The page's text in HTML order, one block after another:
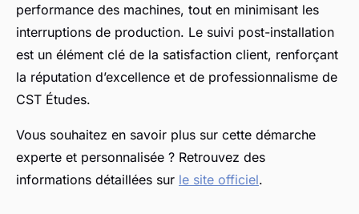
performance des machines, tout en minimisant les
interruptions de production. Le suivi post-installation
est un élément clé de la satisfaction client, renforçant
la réputation d’excellence et de professionnalisme de
CST Études.
Vous souhaitez en savoir plus sur cette démarche
experte et personnalisée ? Retrouvez des
informations détaillées sur le site officiel.